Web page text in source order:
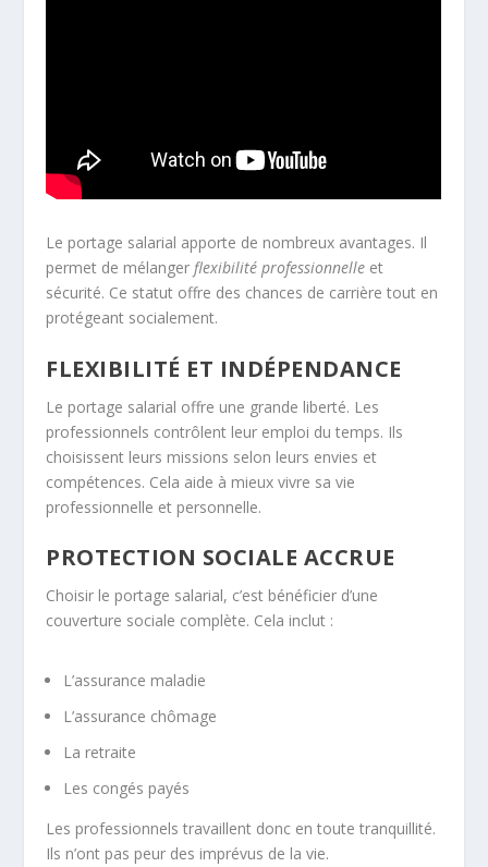
Le portage salarial apporte de nombreux avantages. Il
permet de mélangerflexibilité professionnelle et
sécurité. Ce statut offre des chances de carrière tout en
protégeant socialement.
FLEXIBILITÉ ET INDÉPENDANCE
Le portage salarial offre une grande liberté. Les
professionnels contrôlent leur emploi du temps. Ils
choisissent leurs missions selon leurs envies et
compétences. Cela aide à mieux vivre sa vie
professionnelle et personnelle.
PROTECTION SOCIALE ACCRUE
Choisir le portage salarial, c’est bénéficier d’une
couverture sociale complète. Cela inclut :
L’assurance maladie
L’assurance chômage
La retraite
Les congés payés
Les professionnels travaillent donc en toute tranquillité.
Ils n’ont pas peur des imprévus de la vie.